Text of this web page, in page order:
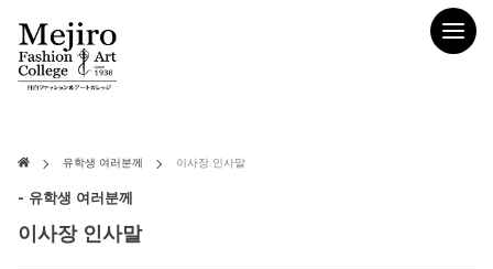
유학생 여러분께 이사장 인사말
- 유학생 여러분께
이사장 인사말